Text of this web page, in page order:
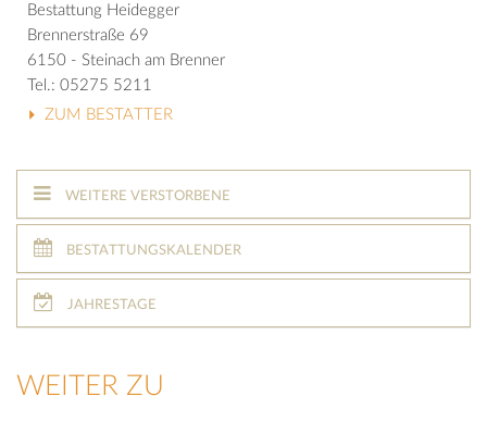
Bestattung Heidegger
Brennerstraße 69
6150 - Steinach am Brenner
Tel.: 05275 5211
ZUM BESTATTER
WEITERE VERSTORBENE
BESTATTUNGSKALENDER
JAHRESTAGE
WEITER ZU